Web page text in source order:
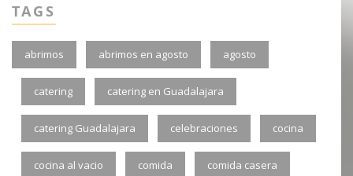
TAGS
abrimos abrimos en agosto agosto
catering catering en Guadalajara
catering Guadalajara celebraciones cocina
cocina al vacio comida comida casera